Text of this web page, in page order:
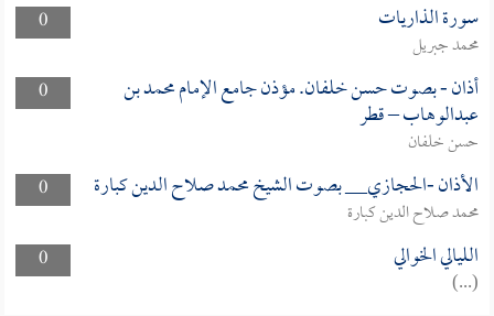
0
سورة الذاريات
محمد جبريل
0
أذان - بصوت حسن خلفان. مؤذن جامع الإمام محمد بن
عبدالوهاب – قطر
حسن خلفان
0
الأذان -الحجازي__ بصوت الشيخ محمد صلاح الدين كبارة
محمد صلاح الدين كبارة
0
الليالي الخوالي
(...)